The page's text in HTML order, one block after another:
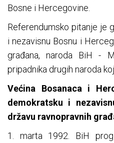
Bosne i Hercegovine.
Referendumsko pitanje je
i nezavisnu Bosnu i
građana, naroda BiH -
pripadnika drugih naroda
Većina Bosanaca i
demokratsku i
državu ravnopravnih
1. marta 1992. BiH